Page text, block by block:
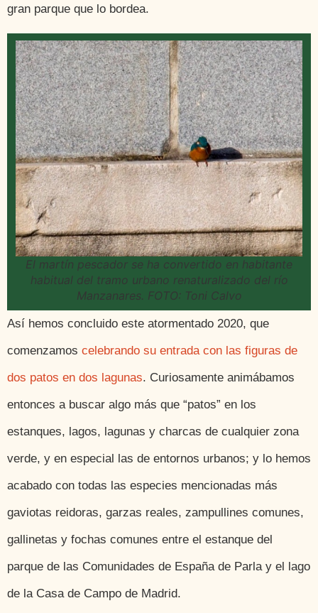
gran parque que lo bordea.
El martín pescador se ha convertido en habitante
habitual del tramo urbano renaturalizado del río
Manzanares. FOTO: Toni Calvo
Así hemos concluido este atormentado 2020, que
comenzamos celebrando su entrada con las figuras de
dos patos en dos lagunas. Curiosamente animábamos
entonces a buscar algo más que “patos” en los
estanques, lagos, lagunas y charcas de cualquier zona
verde, y en especial las de entornos urbanos; y lo hemos
acabado con todas las especies mencionadas más
gaviotas reidoras, garzas reales, zampullines comunes,
gallinetas y fochas comunes entre el estanque del
parque de las Comunidades de España de Parla y el lago
de la Casa de Campo de Madrid.